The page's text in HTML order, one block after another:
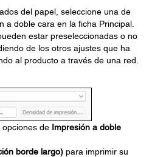
del papel, seleccione una de
a doble cara en la ficha Principal.
estar preseleccionadas o no
de los otros ajustes que ha
al producto a través de una red.
opciones de Impresión a doble
borde largo) para imprimir su